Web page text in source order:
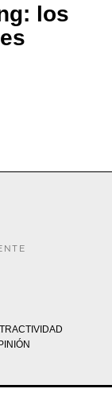
los